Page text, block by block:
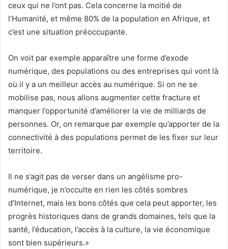
ceux qui ne l’ont pas. Cela concerne la moitié de
l’Humanité, et même 80% de la population en Afrique, et
c’est une situation préoccupante.
On voit par exemple apparaître une forme d’exode
numérique, des populations ou des entreprises qui vont là
où il y a un meilleur accès au numérique. Si on ne se
mobilise pas, nous allons augmenter cette fracture et
manquer l’opportunité d’améliorer la vie de milliards de
personnes. Or, on remarque par exemple qu’apporter de la
connectivité à des populations permet de les fixer sur leur
territoire.
Il ne s’agit pas de verser dans un angélisme pro-
numérique, je n’occulte en rien les côtés sombres
d’Internet, mais les bons côtés que cela peut apporter, les
progrès historiques dans de grands domaines, tels que la
santé, l’éducation, l’accès à la culture, la vie économique
sont bien supérieurs.»